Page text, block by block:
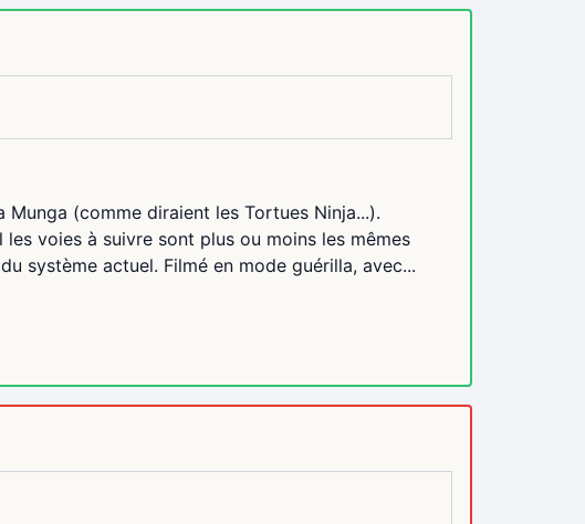
(comme diraient les Tortues Ninja...).
voies à suivre sont plus ou moins les mêmes
système actuel. Filmé en mode guérilla, avec...